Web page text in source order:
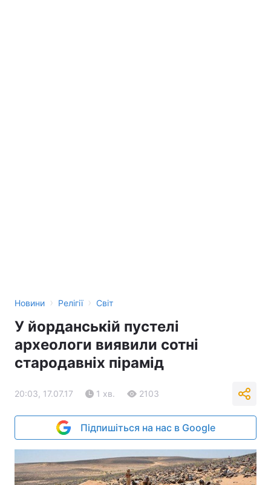
Новини › Релігії › Світ
У йорданській пустелі
археологи виявили сотні
стародавніх пірамід
20:03, 17.07.17 1 хв. 2103
Підпишіться на нас в Google